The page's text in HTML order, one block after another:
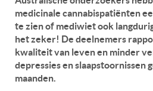
medicinale cannabispatiënten
te zien of mediwiet ook
het zeker! De deelnemers
kwaliteit van leven en minder
depressies en slaapstoornissen
maanden.